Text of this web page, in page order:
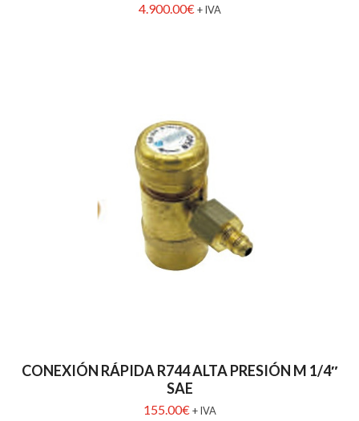
4.900.00€ + IVA
CONEXIÓN RÁPIDA R744 ALTA PRESIÓN M 1/4″
SAE
155.00€ + IVA